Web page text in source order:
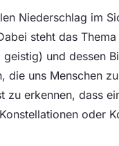
Niederschlag im
steht das
geistig) und dessen
die uns Menschen
zu erkennen, dass
oder